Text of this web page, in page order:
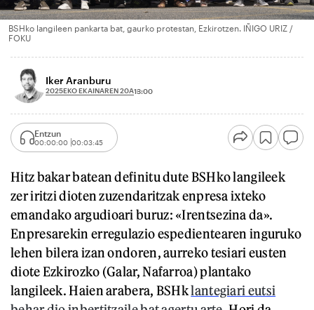
BSHko langileen pankarta bat, gaurko protestan, Ezkirotzen. IÑIGO URIZ /
FOKU
Iker Aranburu
2025EKO EKAINAREN 20A13:00
Entzun
00:00:00 00:03:45
Hitz bakar batean definitu dute BSHko langileek
zer iritzi dioten zuzendaritzak enpresa ixteko
emandako argudioari buruz: «Irentsezina da».
Enpresarekin erregulazio espedientearen inguruko
lehen bilera izan ondoren, aurreko tesiari eusten
diote Ezkirozko (Galar, Nafarroa) plantako
langileek. Haien arabera, BSHklantegiari eutsi